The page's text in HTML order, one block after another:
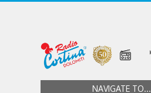
NAVIGATE TO...